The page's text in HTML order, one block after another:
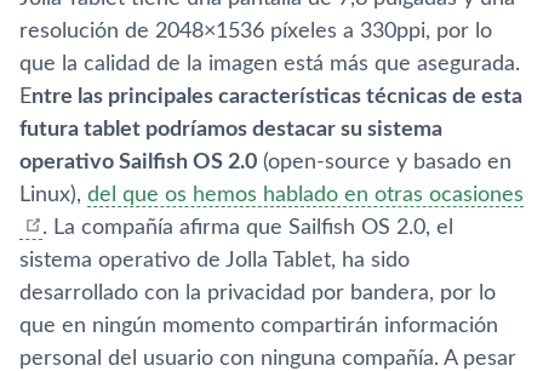
resolución de 2048×1536 pí­xeles a 330ppi, por lo
que la calidad de la imagen está más que asegurada.
Entre las principales caracterí­sticas técnicas de esta
futura tablet podrí­amos destacar su sistema
operativo Sailfish OS 2.0 (open-source y basado en
Linux), del que os hemos hablado en otras ocasiones
. La compañí­a afirma que Sailfish OS 2.0, el
sistema operativo de Jolla Tablet, ha sido
desarrollado con la privacidad por bandera, por lo
que en ningún momento compartirán información
personal del usuario con ninguna compañí­a. A pesar